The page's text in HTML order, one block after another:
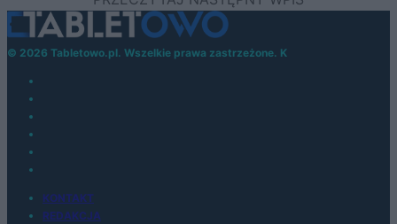
© 2026 Tabletowo.pl. Wszelkie prawa zastrzeżone. K
KONTAKT
REDAKCJA